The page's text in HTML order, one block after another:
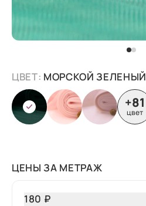
ЦВЕТ: МОРСКОЙ ЗЕЛЕНЫЙ
+81
цвет
ЦЕНЫ ЗА МЕТРАЖ
180 ₽